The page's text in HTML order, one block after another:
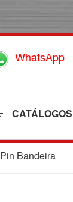
WhatsApp
CATÁLOGOS
Pin Bandeira